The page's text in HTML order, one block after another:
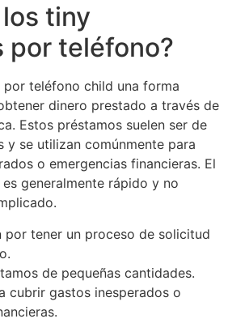
tiny
por teléfono?
por teléfono child una forma
dinero prestado a través de
Estos préstamos suelen ser de
y se utilizan comúnmente para
o emergencias financieras. El
generalmente rápido y no
por tener un proceso de solicitud
de pequeñas cantidades.
cubrir gastos inesperados o